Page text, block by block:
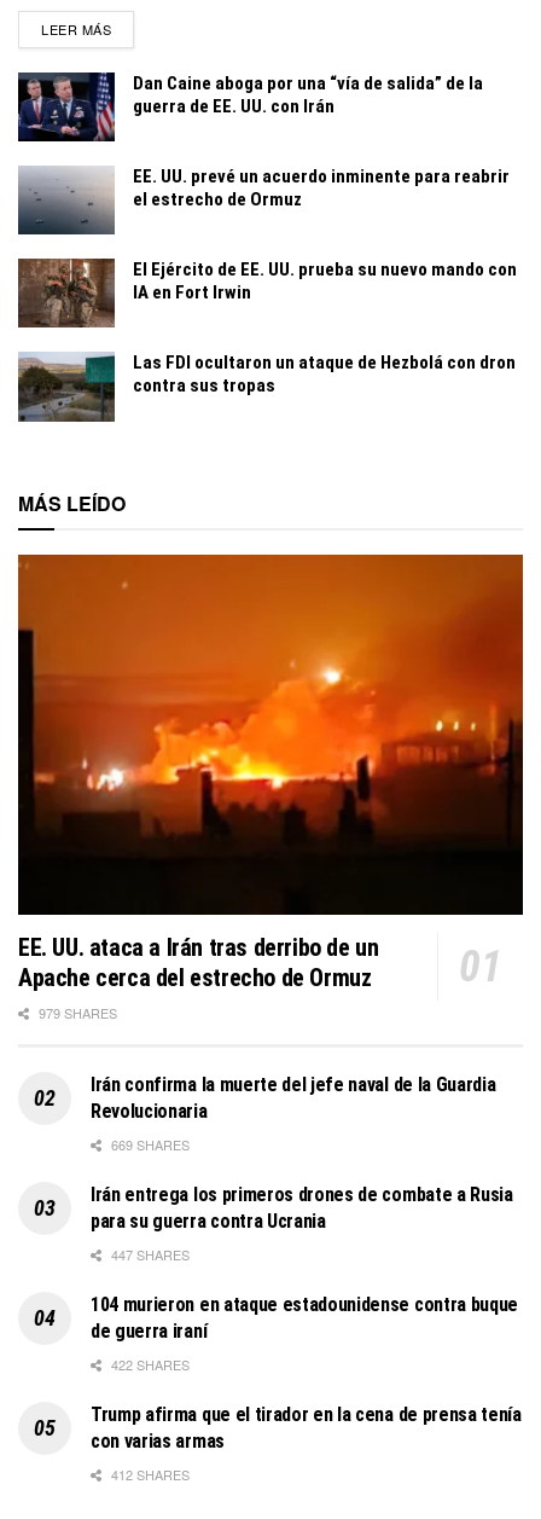
LEER MÁSDETAILS
Dan Caine aboga por una “vía de salida” de la
guerra de EE. UU. con Irán
EE. UU. prevé un acuerdo inminente para reabrir
el estrecho de Ormuz
El Ejército de EE. UU. prueba su nuevo mando con
IA en Fort Irwin
Las FDI ocultaron un ataque de Hezbolá con dron
contra sus tropas
MÁS LEÍDO
EE. UU. ataca a Irán tras derribo de un
Apache cerca del estrecho de Ormuz
979 SHARES
Irán confirma la muerte del jefe naval de la Guardia
Revolucionaria
669 SHARES
Irán entrega los primeros drones de combate a Rusia
para su guerra contra Ucrania
447 SHARES
104 murieron en ataque estadounidense contra buque
de guerra iraní
422 SHARES
Trump afirma que el tirador en la cena de prensa tenía
con varias armas
412 SHARES